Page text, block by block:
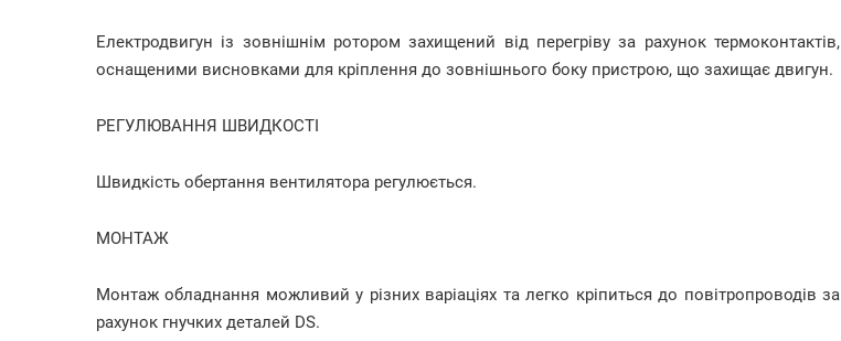
Електродвигун із зовнішнім ротором захищений від перегріву за рахунок термоконтактів,
оснащеними висновками для кріплення до зовнішнього боку пристрою, що захищає двигун.
РЕГУЛЮВАННЯ ШВИДКОСТІ
Швидкість обертання вентилятора регулюється.
МОНТАЖ
Монтаж обладнання можливий у різних варіаціях та легко кріпиться до повітропроводів за
рахунок гнучких деталей DS.